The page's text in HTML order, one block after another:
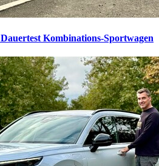
Kombinations-Sportwagen